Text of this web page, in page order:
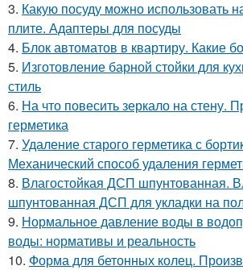
3. Какую посуду можно использовать
плите. Адаптеры для посуды
4. Блок автоматов в квартиру. Какие
5. Изготовление барной стойки для
стиль
6. На что повесить зеркало на стену.
герметика
7. Удаление старого герметика с
Механический способ удаления
8. Влагостойкая ДСП шпунтованная.
шпунтованная ДСП для укладки на
9. Нормальное давление воды в
воды: нормативы и реальность
10. Форма для бетонных колец.